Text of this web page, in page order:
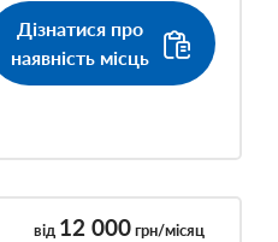
Дізнатися про
наявність місць
від 12 000грн/місяц